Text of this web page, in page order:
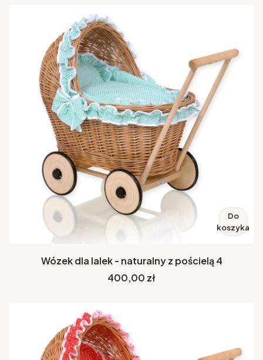
Do
koszyka
Wózek dla lalek - naturalny z pościelą 4
Cena
400,00 zł